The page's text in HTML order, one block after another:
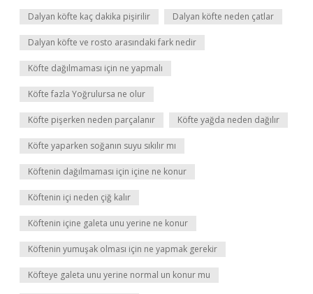
Dalyan köfte kaç dakika pişirilir Dalyan köfte neden çatlar
Dalyan köfte ve rosto arasındaki fark nedir
Köfte dağılmaması için ne yapmalı
Köfte fazla Yoğrulursa ne olur
Köfte pişerken neden parçalanır Köfte yağda neden dağılır
Köfte yaparken soğanın suyu sıkılır mı
Köftenin dağılmaması için içine ne konur
Köftenin içi neden çiğ kalır
Köftenin içine galeta unu yerine ne konur
Köftenin yumuşak olması için ne yapmak gerekir
Köfteye galeta unu yerine normal un konur mu